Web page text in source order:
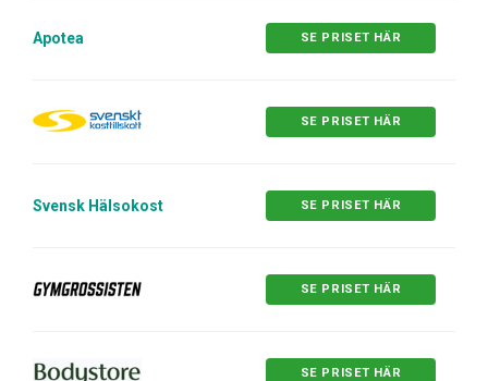
Apotea SE PRISET HÄR
SE PRISET HÄR
Svensk Hälsokost SE PRISET HÄR
SE PRISET HÄR
SE PRISET HÄR